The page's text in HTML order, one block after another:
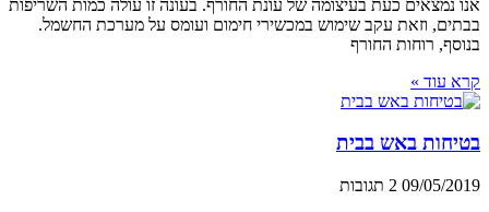
אנו נמצאים כעת בעיצומה של עונת החורף. בעונה זו עולה כמות השריפות
בבתים, וזאת עקב שימוש במכשירי חימום ועומס על מערכת החשמל.
בנוסף, רוחות החורף
קרא עוד »
בטיחות באש בבית
09/05/2019 2 תגובות